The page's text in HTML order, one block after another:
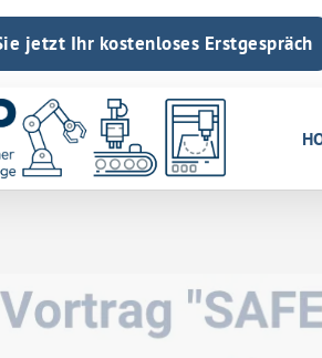
jetzt Ihr kostenloses Erstgespräch